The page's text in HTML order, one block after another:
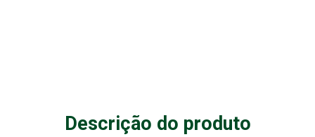
Descrição do produto